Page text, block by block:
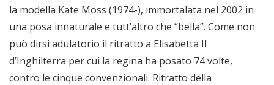
la modella Kate Moss (1974-), immortalata nel 2002 in
una posa innaturale e tutt’altro che “bella”. Come non
può dirsi adulatorio il ritratto a Elisabetta II
d’Inghilterra per cui la regina ha posato 74 volte,
contro le cinque convenzionali. Ritratto della